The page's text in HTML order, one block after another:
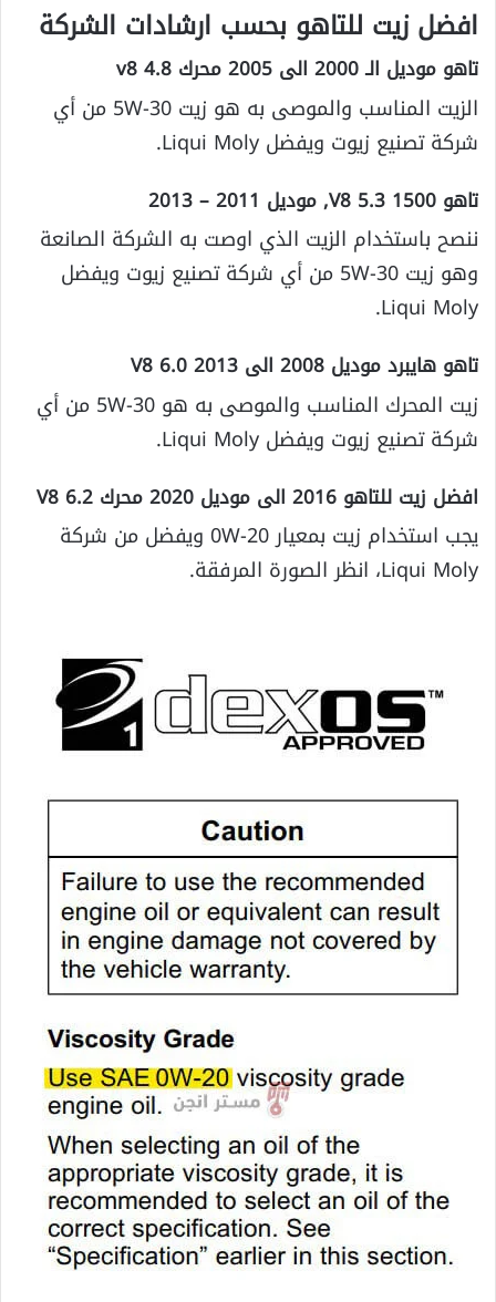
افضل زيت للتاهو بحسب ارشادات الشركة
تاهو موديل الـ 2000 الى 2005 محرك 4.8 v8
الزيت المناسب والموصى به هو زيت 5W-30 من أي
شركة تصنيع زيوت ويفضل Liqui Moly.
تاهو 1500 5.3 V8, موديل 2011 – 2013
ننصح باستخدام الزيت الذي اوصت به الشركة الصانعة
وهو زيت 5W-30 من أي شركة تصنيع زيوت ويفضل
Liqui Moly.
تاهو هايبرد موديل 2008 الى 2013 6.0 V8
زيت المحرك المناسب والموصى به هو 5W-30 من أي
شركة تصنيع زيوت ويفضل Liqui Moly.
افضل زيت للتاهو 2016 الى موديل 2020 محرك 6.2 V8
يجب استخدام زيت بمعيار 0W-20 ويفضل من شركة
Liqui Moly، انظر الصورة المرفقة.